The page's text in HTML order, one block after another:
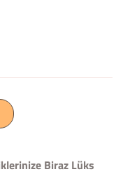
Biraz Lüks